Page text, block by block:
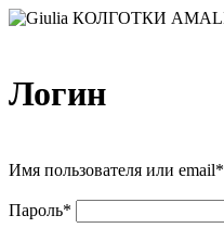
Логин
Имя пользователя или email*
Пароль*